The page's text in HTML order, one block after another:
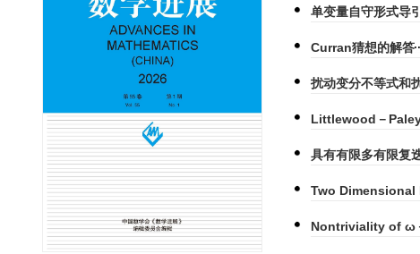
单变量自守形式导引
Curran猜想的解答
扰动变分不等式和
Littlewood－Paley
具有有限多有限复
Two
Nontriviality of ω